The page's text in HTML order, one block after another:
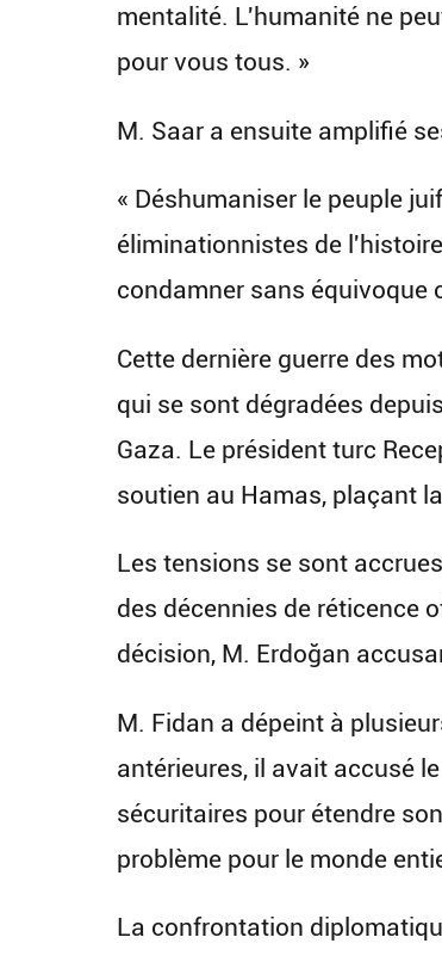
mentalité. L'humanité ne
pour vous tous. »
M. Saar a ensuite amplifié
« Déshumaniser le peuple
éliminationnistes de
condamner sans équivoque
Cette dernière guerre des
qui se sont dégradées
Gaza. Le président turc
soutien au Hamas, plaçant
Les tensions se sont
des décennies de réticence
décision, M. Erdoğan
M. Fidan a dépeint à
antérieures, il avait accusé
sécuritaires pour étendre
problème pour le monde
La confrontation